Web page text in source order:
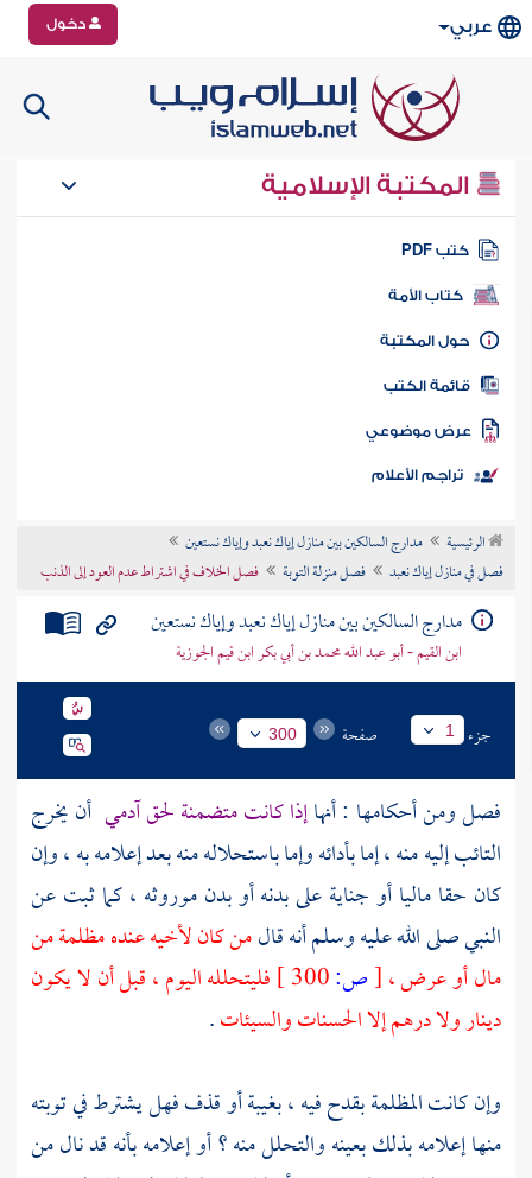
عربي دخول
المكتبة الإسلامية
كتب PDF
كتاب الأمة
المكتبة
الكتب
موضوعي
تراجم الأعلام
الرئيسية
مدارج السالكين بين منازل إياك نعبد وإياك نستعين
فصل في منازل إياك نعبد
فصل منزلة التوبة فصل الخلاف في اشتراط عدم العود إلى الذنب
مدارج السالكين بين منازل إياك نعبد وإياك نستعين
ابن القيم - أبو عبد الله محمد بن أبي بكر ابن قيم الجوزية
جزء 1 صفحة 300
فصل ومن أحكامها : أنهاإذا كانت متضمنة لحق آدمي أن يخرج
التائب إليه منه ، إما بأدائه وإما باستحلاله منه بعد إعلامه به ، وإن
كان حقا ماليا أو جناية على بدنه أو بدن موروثه ، كما ثبت عن
النبي صلى الله عليه وسلم أنه قالمن كان لأخيه عنده مظلمة من
مال أو عرض ،[ص:
فليتحلله اليوم ، قبل أن لا يكون
دينار ولا درهم إلا الحسنات والسيئات.
وإن كانت المظلمة بقدح فيه ، بغيبة أو قذف فهل يشترط في توبته
منها إعلامه بذلك بعينه والتحلل منه ؟ أو إعلامه بأنه قد نال من